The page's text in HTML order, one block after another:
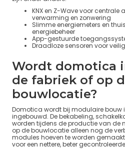
KNX en Z-Wave voor
verwarming en zonwering
Slimme energiemeters en
energiebeheer
App-gestuurde
Draadloze sensoren voor
Wordt domotica
de fabriek of op
bouwlocatie?
Domotica wordt bij modulaire bouw
ingebouwd. De bekabeling,
worden tijdens de productie van de
op de bouwlocatie alleen nog de
modules hoeven te worden
voor een nettere, beter